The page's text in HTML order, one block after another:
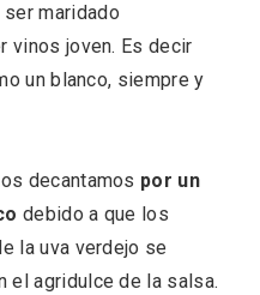
maridado
vinos joven. Es decir
un blanco, siempre y
decantamos por un
debido a que los
la uva verdejo se
el agridulce de la salsa.